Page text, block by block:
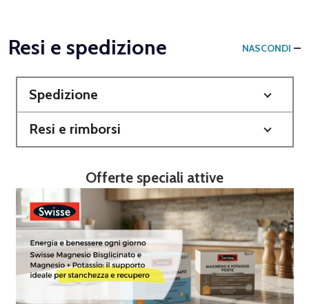
Resi e spedizione NASCONDI
Spedizione
Resi e rimborsi
Offerte speciali attive